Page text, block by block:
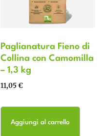
Paglianatura Fieno di
Collina con Camomilla
– 1,3 kg
11,05€
Aggiungi al carrello